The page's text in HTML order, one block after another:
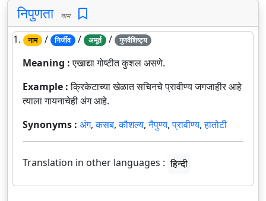
निपुणता नाम
1. नाम / निर्जीव / अमूर्त / गुणवैशिष्ट्य
Meaning :एखाद्या गोष्टीत कुशल असणे.
Example :क्रिकेटाच्या खेळात सचिनचे प्रावीण्य जगजाहीर आहे
त्याला गायनाचेही अंग आहे.
Synonyms : अंग,कसब,कौशल्य,नैपुण्य,प्रावीण्य,हातोटी
Translation in other languages : हिन्दी